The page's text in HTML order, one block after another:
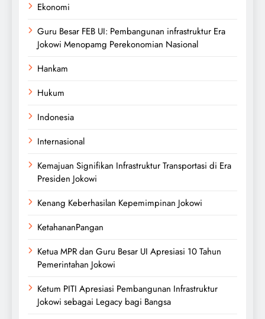
Ekonomi
Guru Besar FEB UI: Pembangunan infrastruktur Era
Jokowi Menopamg Perekonomian Nasional
Hankam
Hukum
Indonesia
Internasional
Kemajuan Signifikan Infrastruktur Transportasi di Era
Presiden Jokowi
Kenang Keberhasilan Kepemimpinan Jokowi
KetahananPangan
Ketua MPR dan Guru Besar UI Apresiasi 10 Tahun
Pemerintahan Jokowi
Ketum PITI Apresiasi Pembangunan Infrastruktur
Jokowi sebagai Legacy bagi Bangsa